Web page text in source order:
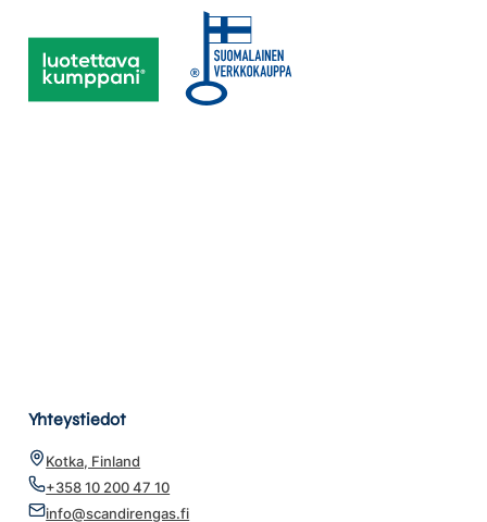
Yhteystiedot
Kotka, Finland
+358 10 200 47 10
info@scandirengas.fi